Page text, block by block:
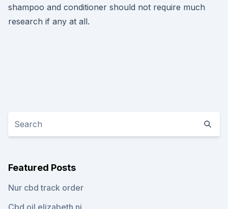
shampoo and conditioner should not require much
research if any at all.
Featured Posts
Nur cbd track order
Cbd oil elizabeth nj